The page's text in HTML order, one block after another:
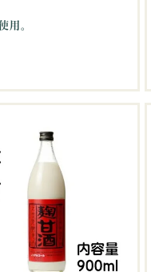
用。